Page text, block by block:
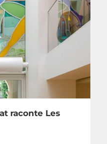
raconte Les